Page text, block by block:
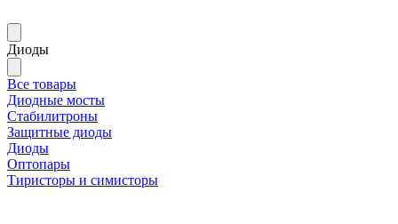
Диоды
Все товары
Диодные мосты
Стабилитроны
Защитные диоды
Диоды
Оптопары
Тиристоры и симисторы